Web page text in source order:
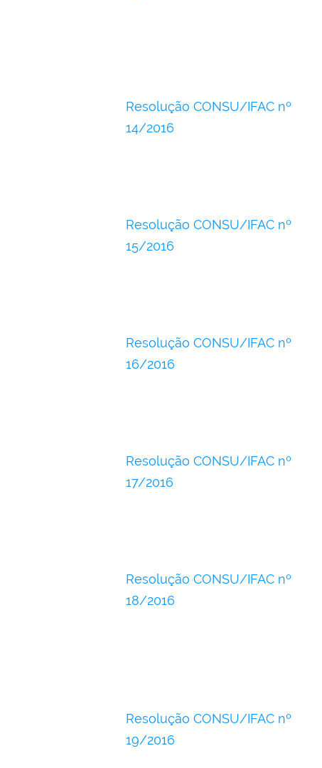
Resolução CONSU/IFAC nº
14/2016
Resolução CONSU/IFAC nº
15/2016
Resolução CONSU/IFAC nº
16/2016
Resolução CONSU/IFAC nº
17/2016
Resolução CONSU/IFAC nº
18/2016
Resolução CONSU/IFAC nº
19/2016